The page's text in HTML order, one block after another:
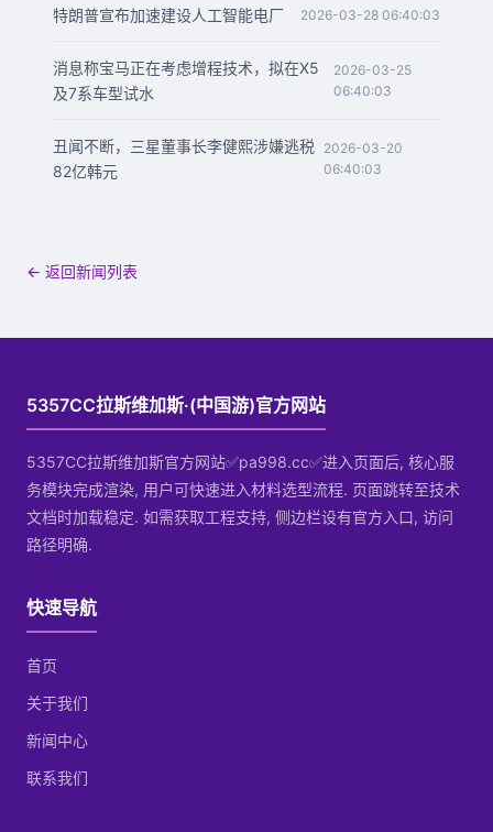
特朗普宣布加速建设人工智能电厂 2026-03-28 06:40:03
消息称宝马正在考虑增程技术，拟在X5
及7系车型试水
2026-03-25
06:40:03
丑闻不断，三星董事长李健熙涉嫌逃税
82亿韩元
2026-03-20
06:40:03
← 返回新闻列表
5357CC拉斯维加斯·(中国游)官方网站
5357CC拉斯维加斯官方网站✅pa998.cc✅进入页面后, 核心服
务模块完成渲染, 用户可快速进入材料选型流程. 页面跳转至技术
文档时加载稳定. 如需获取工程支持, 侧边栏设有官方入口, 访问
路径明确.
快速导航
首页
关于我们
新闻中心
联系我们